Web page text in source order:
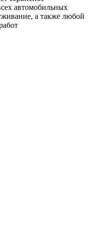
автомобильных
а также любой